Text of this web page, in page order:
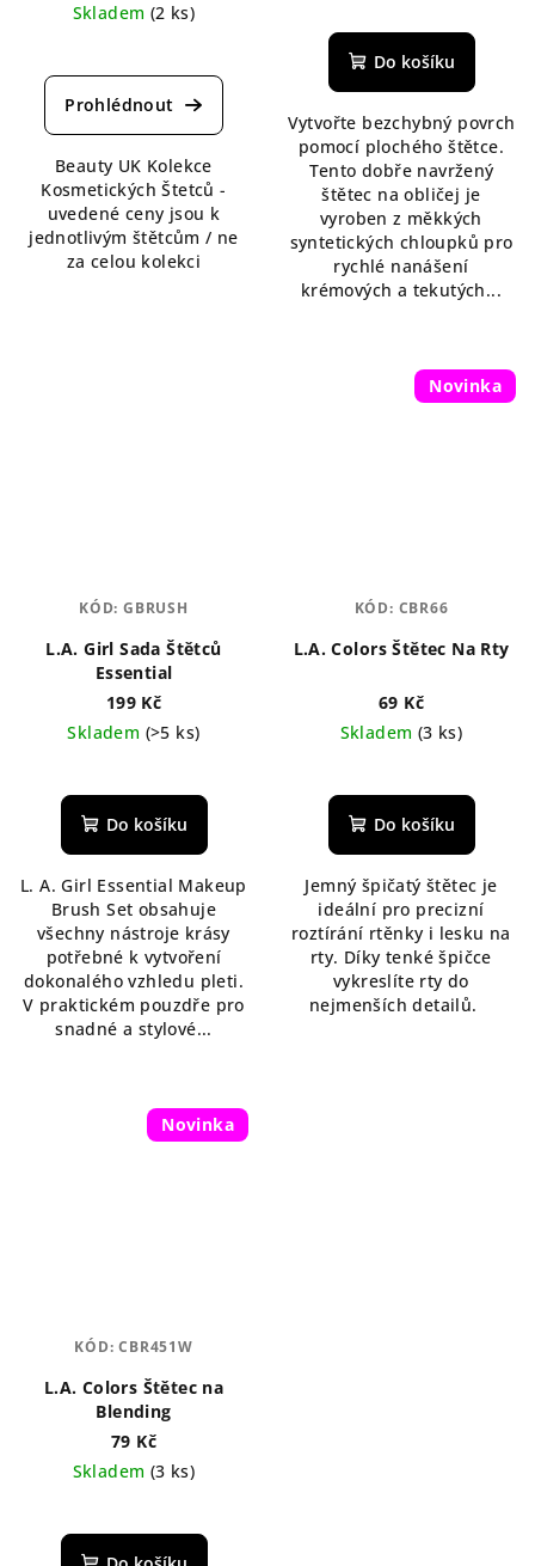
Skladem (2 ks)
hodnocení
produktu
z
5
hvězdiček.
Beauty UK Kolekce
Kosmetických Štetců -
uvedené ceny jsou k
jednotlivým štětcům / ne
za celou kolekci
hodnocení
produktu
z
5
hvězdiček.
Do košíku
Vytvořte bezchybný povrch
pomocí plochého štětce.
Tento dobře navržený
štětec na obličej je
vyroben z měkkých
syntetických chloupků pro
rychlé nanášení
krémových a tekutých...
L.A. Girl Sada Štětců
Essential
199 Kč
Skladem (>5 ks)
Do košíku
L. A. Girl Essential Makeup
Brush Set obsahuje
všechny nástroje krásy
potřebné k vytvoření
dokonalého vzhledu pleti.
V praktickém pouzdře pro
snadné a stylové...
KÓD:GBRUSH
Novinka
L.A. Colors Štětec Na Rty
69 Kč
Skladem (3 ks)
hodnocení
produktu
z
5
hvězdiček.
Do košíku
Jemný špičatý štětec je
ideální pro precizní
roztírání rtěnky i lesku na
rty. Díky tenké špičce
vykreslíte rty do
nejmenších detailů.
KÓD: CBR66
Novinka
L.A. Colors Štětec na
Blending
79 Kč
Skladem (3 ks)
hodnocení
produktu
KÓD:CBR451W